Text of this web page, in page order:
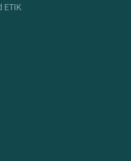
ETIK